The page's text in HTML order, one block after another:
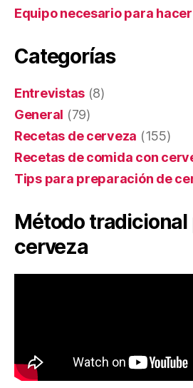
Equipo necesario para
Categorías
Entrevistas (8)
General (79)
Recetas de cerveza (155)
Recetas de comida con
Tips para preparación de
Método tradicional
cerveza